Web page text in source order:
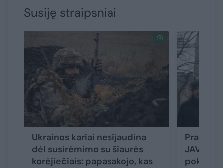
Susiję straipsniai
Ukrainos kariai nesijaudina
dėl susirėmimo su šiaurės
korėjiečiais: papasakojo, kas
JAV
pokytis